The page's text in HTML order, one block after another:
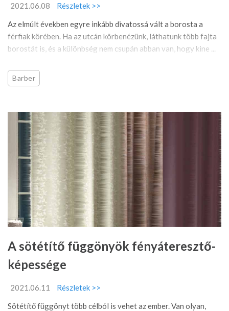
2021.06.08
Részletek >>
Az elmúlt években egyre inkább divatossá vált a borosta a
férfiak körében. Ha az utcán körbenézünk, láthatunk több fajta
borostát is, és a különbség nem csupán abban van, hogy kine ...
Barber
A sötétítő függönyök fényáteresztő-
képessége
2021.06.11
Részletek >>
Sötétítő függönyt több célból is vehet az ember. Van olyan,